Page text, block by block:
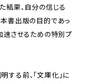
結果、自分の信じる
本書出版の目的であっ
速させるための特別プ
る前、「文庫化」に